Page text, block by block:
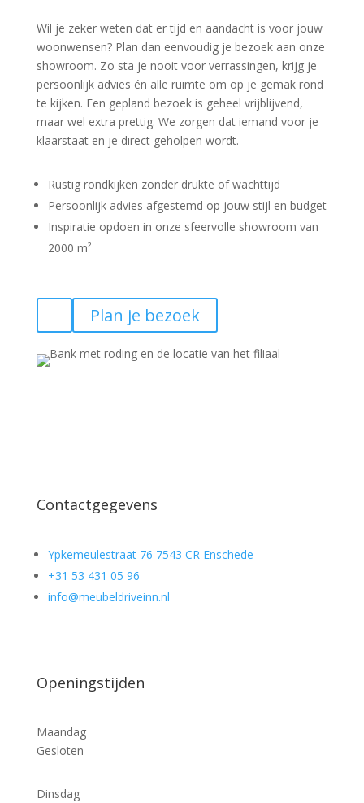
Wil je zeker weten dat er tijd en aandacht is voor jouw
woonwensen? Plan dan eenvoudig je bezoek aan onze
showroom. Zo sta je nooit voor verrassingen, krijg je
persoonlijk advies én alle ruimte om op je gemak rond
te kijken. Een gepland bezoek is geheel vrijblijvend,
maar wel extra prettig. We zorgen dat iemand voor je
klaarstaat en je direct geholpen wordt.
Rustig rondkijken zonder drukte of wachttijd
Persoonlijk advies afgestemd op jouw stijl en budget
Inspiratie opdoen in onze sfeervolle showroom van
2000 m²
Plan je bezoek
Contactgegevens
Ypkemeulestraat 76 7543 CR Enschede
+31 53 431 05 96
info@meubeldriveinn.nl
Openingstijden
Maandag
Gesloten
Dinsdag